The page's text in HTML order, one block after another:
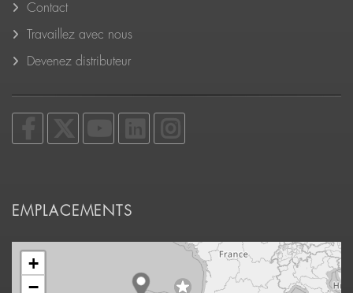
Contact
Travaillez avec nous
Devenez distributeur
EMPLACEMENTS
+
−